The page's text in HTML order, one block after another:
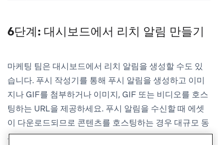
6단계: 대시보드에서 리치 알림 만들기
마케팅 팀은 대시보드에서 리치 알림을 생성할 수도 있
습니다. 푸시 작성기를 통해 푸시 알림을 생성하고 이미
지나 GIF를 첨부하거나 이미지, GIF 또는 비디오를 호스
팅하는 URL을 제공하세요. 푸시 알림을 수신할 때 에셋
이 다운로드되므로 콘텐츠를 호스팅하는 경우 대규모 동
시 요청 급증에 대비해야 합니다.